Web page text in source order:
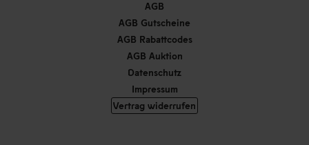
AGB
AGB Gutscheine
AGB Rabattcodes
AGB Auktion
Datenschutz
Impressum
Vertrag widerrufen